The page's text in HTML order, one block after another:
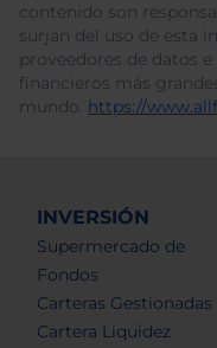
contenido son
surjan del uso de esta
proveedores de datos
financieros más
mundo. https://
INVERSIÓN
Supermercado de
Fondos
Carteras Gestionadas
Cartera Liquidez